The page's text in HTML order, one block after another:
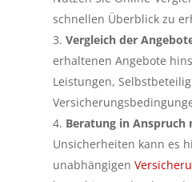
schnellen Überblick zu
Vergleich der
erhaltenen Angebote
Leistungen,
Beratung in Anspruch
Unsicherheiten kann es
unabhängigen